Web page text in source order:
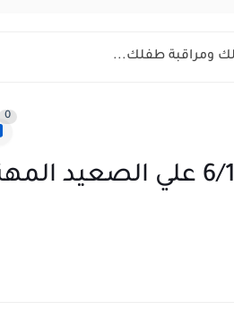
والبطاريات، هل...
0
حظك اليوم وتوقعات برجك الثلاثاء 6/12/2022 علي الصعيد